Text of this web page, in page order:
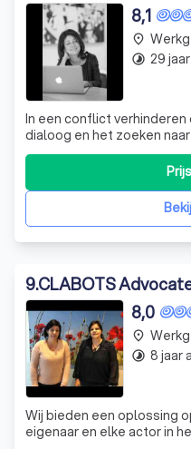
8,1
In een conflict
dialoog en het zoeken
bemiddeling gaan we op
oplossingen, rekening
van beide partijen of
van bemiddeling komt
place
timelapse 29
9.CLABOTS
8,0
Wij bieden een oplossing
eigenaar en elke actor in
place
timelapse 8 jaar